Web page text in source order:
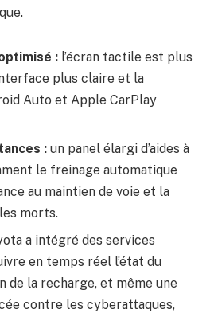
: l’écran tactile est plus
plus claire et la
Auto et Apple CarPlay
: un panel élargi d’aides à
le freinage automatique
au maintien de voie et la
morts.
a intégré des services
en temps réel l’état du
de la recharge, et même une
contre les cyberattaques,